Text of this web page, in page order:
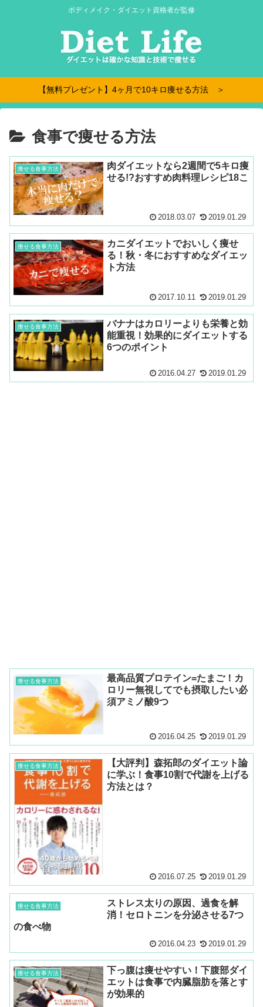
ボディメイク・ダイエット資格者が監修
【無料プレゼント】4ヶ月で10キロ痩せる方法 ＞
食事で痩せる方法
痩せる食事方法
肉ダイエットなら2週間で5キロ痩
せる!?おすすめ肉料理レシピ18こ
2018.03.07 2019.01.29
痩せる食事方法
カニダイエットでおいしく痩せ
る！秋・冬におすすめなダイエッ
ト方法
2017.10.11 2019.01.29
痩せる食事方法
バナナはカロリーよりも栄養と効
能重視！効果的にダイエットする
6つのポイント
2016.04.27 2019.01.29
痩せる食事方法
最高品質プロテイン=たまご！カ
ロリー無視してでも摂取したい必
須アミノ酸9つ
2016.04.25 2019.01.29
痩せる食事方法
【大評判】森拓郎のダイエット論
に学ぶ！食事10割で代謝を上げる
方法とは？
2016.07.25 2019.01.29
痩せる食事方法
ストレス太りの原因、過食を解
消！セロトニンを分泌させる7つ
の食べ物
2016.04.23 2019.01.29
痩せる食事方法
下っ腹は痩せやすい！下腹部ダイ
エットは食事で内臓脂肪を落とす
が効果的